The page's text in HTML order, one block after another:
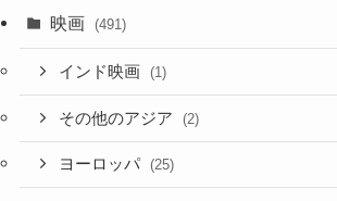
映画 (491)
インド映画 (1)
その他のアジア (2)
ヨーロッパ (25)